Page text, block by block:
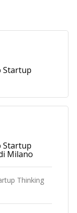
Startup
Startup
Milano
Thinking